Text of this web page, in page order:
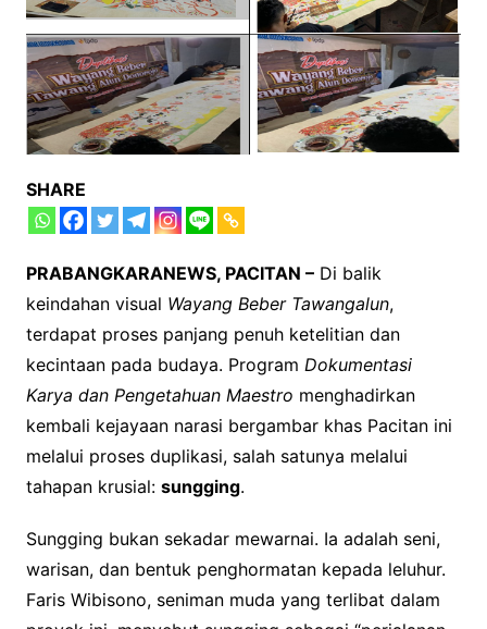
SHARE
PRABANGKARANEWS, PACITAN –Di balik
keindahan visual Wayang Beber Tawangalun,
terdapat proses panjang penuh ketelitian dan
kecintaan pada budaya. Program Dokumentasi
Karya dan Pengetahuan Maestro menghadirkan
kembali kejayaan narasi bergambar khas Pacitan ini
melalui proses duplikasi, salah satunya melalui
tahapan krusial: sungging.
Sungging bukan sekadar mewarnai. Ia adalah seni,
warisan, dan bentuk penghormatan kepada leluhur.
Faris Wibisono, seniman muda yang terlibat dalam